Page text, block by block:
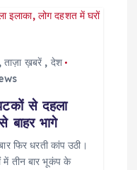
ताज़ा ख़बरें , देश
से दहला
बाहर भागे
फिर धरती कांप उठी।
में तीन बार भूकंप के